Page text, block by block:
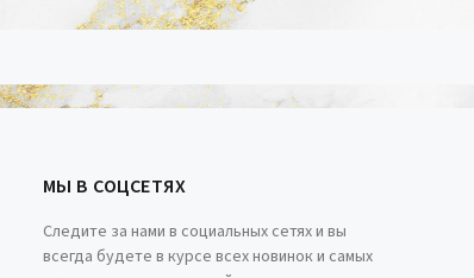
МЫ В СОЦСЕТЯХ
Следите за нами в социальных сетях и вы
всегда будете в курсе всех новинок и самых